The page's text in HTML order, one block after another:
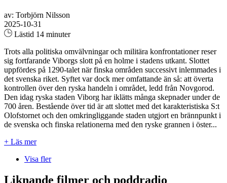
av: Torbjörn Nilsson
2025-10-31
Lästid 14 minuter
Trots alla politiska omvälvningar och militära konfrontationer reser
sig fortfarande Viborgs slott på en holme i stadens utkant. Slottet
uppfördes på 1290-talet när finska områden successivt inlemmades i
det svenska riket. Syftet var dock mer omfattande än så: att överta
kontrollen över den ryska handeln i området, ledd från Novgorod.
Den idag ryska staden Viborg har iklätts många skepnader under de
700 åren. Bestående över tid är att slottet med det karakteristiska S:t
Olofstornet och den omkringliggande staden utgjort en brännpunkt i
de svenska och finska relationerna med den ryske grannen i öster...
+ Läs mer
Visa fler
Liknande filmer och poddradio